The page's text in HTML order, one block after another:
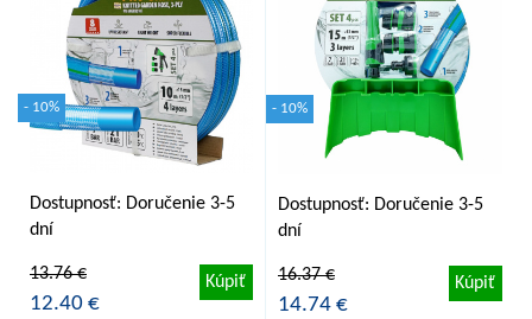
- 10%
Dostupnosť: Doručenie 3-5
dní
13.76 €
12.40 €
Kúpiť
- 10%
Dostupnosť: Doručenie 3-5
dní
16.37 €
14.74 €
Kúpiť